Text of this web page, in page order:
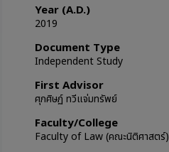
Year (A.D.)
2019
Document Type
Independent Study
First Advisor
ศุภศิษฏ์ ทวีแจ่มทรัพย์
Faculty/College
Faculty of Law (คณะนิติศาสตร์)